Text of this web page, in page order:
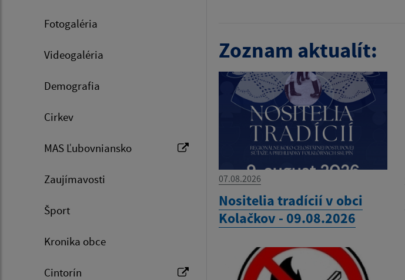
Fotogaléria
Videogaléria
Demografia
Cirkev
MAS Ľubovniansko
Zaujímavosti
Šport
Kronika obce
Cintorín
Zoznam aktualít:
07.08.2026
Nositelia tradícií v obci
Kolačkov - 09.08.2026